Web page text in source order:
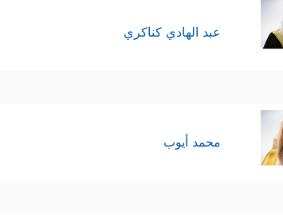
عبد الهادي كناكري
محمد أيوب